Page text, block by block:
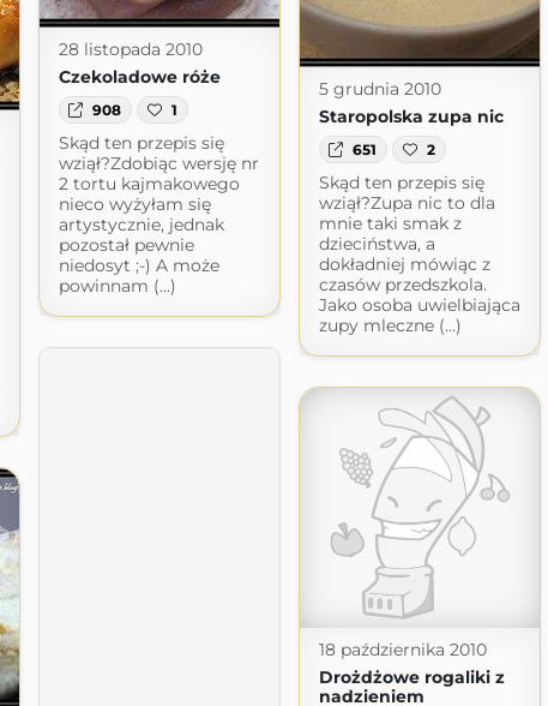
28 listopada 2010
Czekoladowe róże
908 1
Skąd ten przepis się
wziął?Zdobiąc wersję nr
2 tortu kajmakowego
nieco wyżyłam się
artystycznie, jednak
pozostał pewnie
niedosyt ;-) A może
powinnam (...)
5 grudnia 2010
Staropolska zupa nic
651 2
Skąd ten przepis się
wziął?Zupa nic to dla
mnie taki smak z
dzieciństwa, a
dokładniej mówiąc z
czasów przedszkola.
Jako osoba uwielbiająca
zupy mleczne (...)
18 października 2010
Drożdżowe rogaliki z
nadzieniem